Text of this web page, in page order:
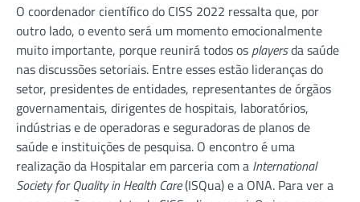
O coordenador científico do CISS 2022 ressalta que, por
outro lado, o evento será um momento emocionalmente
muito importante, porque reunirá todos os playersda saúde
nas discussões setoriais. Entre esses estão lideranças do
setor, presidentes de entidades, representantes de órgãos
governamentais, dirigentes de hospitais, laboratórios,
indústrias e de operadoras e seguradoras de planos de
saúde e instituições de pesquisa. O encontro é uma
realização da Hospitalar em parceria com a International
Society for Quality in Health Care(ISQua) e a ONA. Para ver a